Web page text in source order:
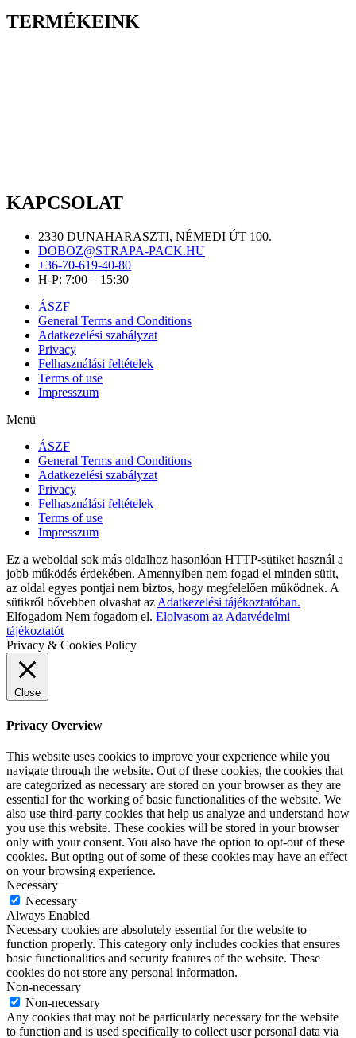
TERMÉKEINK
KAPCSOLAT
2330 DUNAHARASZTI, NÉMEDI ÚT 100.
DOBOZ@STRAPA-PACK.HU
+36-70-619-40-80
H-P: 7:00 – 15:30
ÁSZF
General Terms and Conditions
Adatkezelési szabályzat
Privacy
Felhasználási feltételek
Terms of use
Impresszum
Menü
ÁSZF
General Terms and Conditions
Adatkezelési szabályzat
Privacy
Felhasználási feltételek
Terms of use
Impresszum
Ez a weboldal sok más oldalhoz hasonlóan HTTP-sütiket használ a
jobb működés érdekében. Amennyiben nem fogad el minden sütit,
az oldal egyes pontjai nem biztos, hogy megfelelően működnek. A
sütikről bővebben olvashat az Adatkezelési tájékoztatóban.
Elfogadom Nem fogadom el. Elolvasom az Adatvédelmi
tájékoztatót
Privacy & Cookies Policy
Close
Privacy Overview
This website uses cookies to improve your experience while you
navigate through the website. Out of these cookies, the cookies that
are categorized as necessary are stored on your browser as they are
essential for the working of basic functionalities of the website. We
also use third-party cookies that help us analyze and understand how
you use this website. These cookies will be stored in your browser
only with your consent. You also have the option to opt-out of these
cookies. But opting out of some of these cookies may have an effect
on your browsing experience.
Necessary
Necessary
Always Enabled
Necessary cookies are absolutely essential for the website to
function properly. This category only includes cookies that ensures
basic functionalities and security features of the website. These
cookies do not store any personal information.
Non-necessary
Non-necessary
Any cookies that may not be particularly necessary for the website
to function and is used specifically to collect user personal data via